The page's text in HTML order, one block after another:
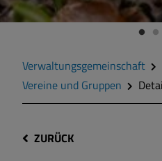
Verwaltungsgemeinschaft
Vereine und Gruppen
ZURÜCK